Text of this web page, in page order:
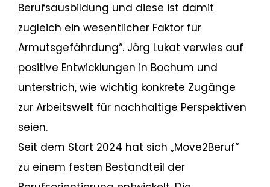
Berufsausbildung und diese ist damit
zugleich ein wesentlicher Faktor für
Armutsgefährdung“. Jörg Lukat verwies auf
positive Entwicklungen in Bochum und
unterstrich, wie wichtig konkrete Zugänge
zur Arbeitswelt für nachhaltige Perspektiven
seien.
Seit dem Start 2024 hat sich „Move2Beruf“
zu einem festen Bestandteil der